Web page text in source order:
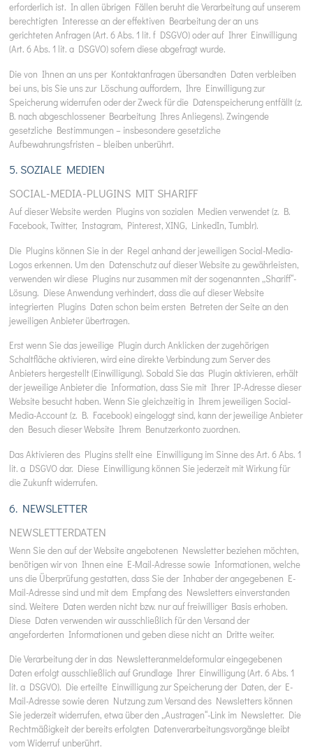
erforderlich ist. In allen übrigen Fällen beruht die Verarbeitung auf unserem
berechtigten Interesse an der effektiven Bearbeitung der an uns
gerichteten Anfragen (Art. 6 Abs. 1 lit. f DSGVO) oder auf Ihrer Einwilligung
(Art. 6 Abs. 1 lit. a DSGVO) sofern diese abgefragt wurde.
Die von Ihnen an uns per Kontaktanfragen übersandten Daten verbleiben
bei uns, bis Sie uns zur Löschung auffordern, Ihre Einwilligung zur
Speicherung widerrufen oder der Zweck für die Datenspeicherung entfällt (z.
B. nach abgeschlossener Bearbeitung Ihres Anliegens). Zwingende
gesetzliche Bestimmungen – insbesondere gesetzliche
Aufbewahrungsfristen – bleiben unberührt.
5. SOZIALE MEDIEN
SOCIAL-MEDIA-PLUGINS MIT SHARIFF
Auf dieser Website werden Plugins von sozialen Medien verwendet (z. B.
Facebook, Twitter, Instagram, Pinterest, XING, LinkedIn, Tumblr).
Die Plugins können Sie in der Regel anhand der jeweiligen Social-Media-
Logos erkennen. Um den Datenschutz auf dieser Website zu gewährleisten,
verwenden wir diese Plugins nur zusammen mit der sogenannten „Shariff“-
Lösung. Diese Anwendung verhindert, dass die auf dieser Website
integrierten Plugins Daten schon beim ersten Betreten der Seite an den
jeweiligen Anbieter übertragen.
Erst wenn Sie das jeweilige Plugin durch Anklicken der zugehörigen
Schaltfläche aktivieren, wird eine direkte Verbindung zum Server des
Anbieters hergestellt (Einwilligung). Sobald Sie das Plugin aktivieren, erhält
der jeweilige Anbieter die Information, dass Sie mit Ihrer IP-Adresse dieser
Website besucht haben. Wenn Sie gleichzeitig in Ihrem jeweiligen Social-
Media-Account (z. B. Facebook) eingeloggt sind, kann der jeweilige Anbieter
den Besuch dieser Website Ihrem Benutzerkonto zuordnen.
Das Aktivieren des Plugins stellt eine Einwilligung im Sinne des Art. 6 Abs. 1
lit. a DSGVO dar. Diese Einwilligung können Sie jederzeit mit Wirkung für
die Zukunft widerrufen.
6. NEWSLETTER
NEWSLETTER­DATEN
Wenn Sie den auf der Website angebotenen Newsletter beziehen möchten,
benötigen wir von Ihnen eine E-Mail-Adresse sowie Informationen, welche
uns die Überprüfung gestatten, dass Sie der Inhaber der angegebenen E-
Mail-Adresse sind und mit dem Empfang des Newsletters einverstanden
sind. Weitere Daten werden nicht bzw. nur auf freiwilliger Basis erhoben.
Diese Daten verwenden wir ausschließlich für den Versand der
angeforderten Informationen und geben diese nicht an Dritte weiter.
Die Verarbeitung der in das Newsletteranmeldeformular eingegebenen
Daten erfolgt ausschließlich auf Grundlage Ihrer Einwilligung (Art. 6 Abs. 1
lit. a DSGVO). Die erteilte Einwilligung zur Speicherung der Daten, der E-
Mail-Adresse sowie deren Nutzung zum Versand des Newsletters können
Sie jederzeit widerrufen, etwa über den „Austragen“-Link im Newsletter. Die
Rechtmäßigkeit der bereits erfolgten Datenverarbeitungsvorgänge bleibt
vom Widerruf unberührt.